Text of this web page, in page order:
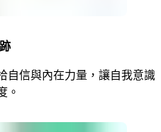
自信與內在力量，讓自我意識
。